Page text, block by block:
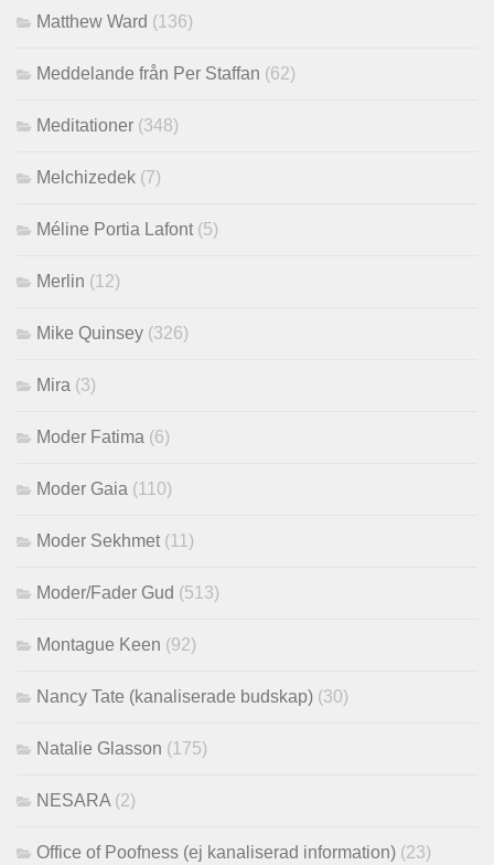
Matthew Ward (136)
Meddelande från Per Staffan (62)
Meditationer (348)
Melchizedek (7)
Méline Portia Lafont (5)
Merlin (12)
Mike Quinsey (326)
Mira (3)
Moder Fatima (6)
Moder Gaia (110)
Moder Sekhmet (11)
Moder/Fader Gud (513)
Montague Keen (92)
Nancy Tate (kanaliserade budskap) (30)
Natalie Glasson (175)
NESARA (2)
Office of Poofness (ej kanaliserad information) (23)